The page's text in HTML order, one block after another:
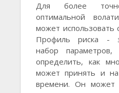
Для более
оптимальной
может использовать
Профиль риска -
набор параметров,
определить, как
может принять и
времени. Он может